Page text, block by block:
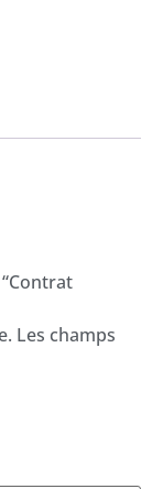
Les champs